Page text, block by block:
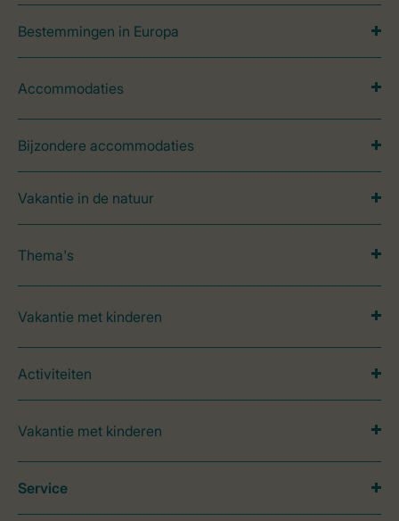
Bestemmingen in Europa
Accommodaties
Bijzondere accommodaties
Vakantie in de natuur
Thema's
Vakantie met kinderen
Activiteiten
Vakantie met kinderen
Service